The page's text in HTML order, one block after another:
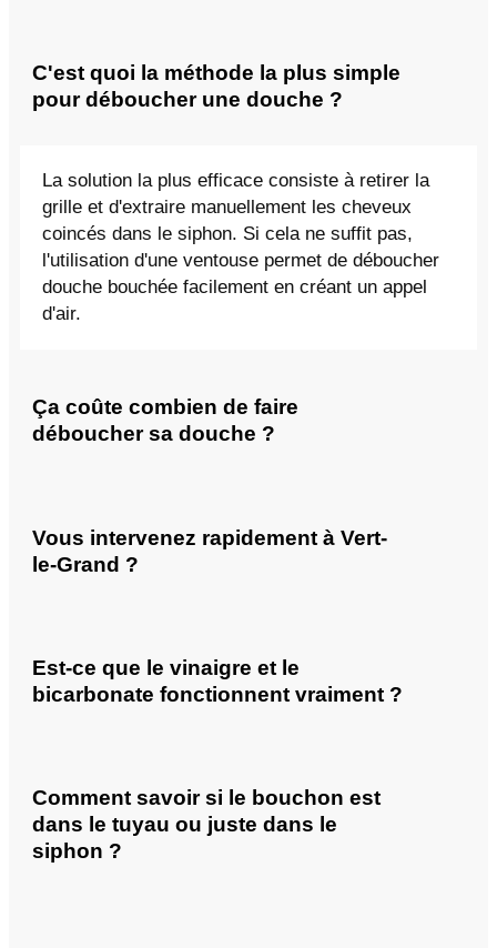
C'est quoi la méthode la plus simple
pour déboucher une douche ?
La solution la plus efficace consiste à retirer la
grille et d'extraire manuellement les cheveux
coincés dans le siphon. Si cela ne suffit pas,
l'utilisation d'une ventouse permet de déboucher
douche bouchée facilement en créant un appel
d'air.
Ça coûte combien de faire
déboucher sa douche ?
Vous intervenez rapidement à Vert-
le-Grand ?
Est-ce que le vinaigre et le
bicarbonate fonctionnent vraiment ?
Comment savoir si le bouchon est
dans le tuyau ou juste dans le
siphon ?